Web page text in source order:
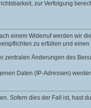
zur Verfolgung
einem Widerruf werden wir
zu erfüllen und
Änderungen des
Daten (IP-Adressen)
Sofern dies der Fall ist, hast